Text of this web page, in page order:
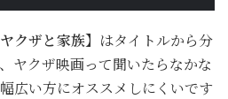
ヤクザと家族】 はタイトルから分
ヤクザ映画って聞いたらなかな
広い方にオススメしにくいです